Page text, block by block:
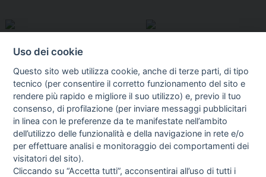
I libri Vedi tutti
Uso dei cookie
Questo sito web utilizza cookie, anche di terze parti, di tipo
tecnico (per consentire il corretto funzionamento del sito e
rendere più rapido e migliore il suo utilizzo) e, previo il tuo
consenso, di profilazione (per inviare messaggi pubblicitari
in linea con le preferenze da te manifestate nell’ambito
dell’utilizzo delle funzionalità e della navigazione in rete e/o
per effettuare analisi e monitoraggio dei comportamenti dei
visitatori del sito).
Cliccando su “Accetta tutti”, acconsentirai all’uso di tutti i